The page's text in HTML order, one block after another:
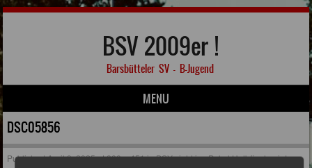
BSV 2009er !
Barsbütteler SV – B-Jugend
MENU
Skip to content
DSC05856
PublishedApril 9, 2025at800 × 451inBSV zieht ins Pokal Halbfinale ein!